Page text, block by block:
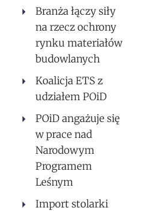
Branża łączy siły
na rzecz ochrony
rynku materiałów
budowlanych
Koalicja ETS z
udziałem POiD
POiD angażuje się
w prace nad
Narodowym
Programem
Leśnym
Import stolarki